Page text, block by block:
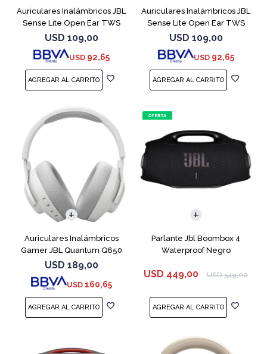
Auriculares Inalámbricos JBL
Sense Lite Open Ear TWS
Beige
USD 109,00
USD 92,65
Auriculares Inalámbricos JBL
Sense Lite Open Ear TWS
Purple
USD 109,00
USD 92,65
Auriculares Inalámbricos
Gamer JBL Quantum Q650
Blanco
USD 189,00
USD 160,65
Parlante Jbl Boombox 4
Waterproof Negro
USD 449,00 USD 549,00